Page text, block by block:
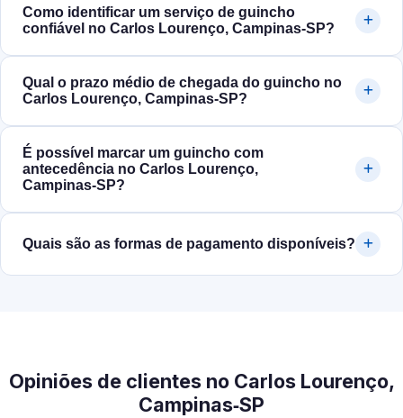
Como identificar um serviço de guincho
confiável no Carlos Lourenço, Campinas‑SP?
Qual o prazo médio de chegada do guincho no
Carlos Lourenço, Campinas‑SP?
É possível marcar um guincho com
antecedência no Carlos Lourenço,
Campinas‑SP?
Quais são as formas de pagamento disponíveis?
Opiniões de clientes no Carlos Lourenço,
Campinas‑SP